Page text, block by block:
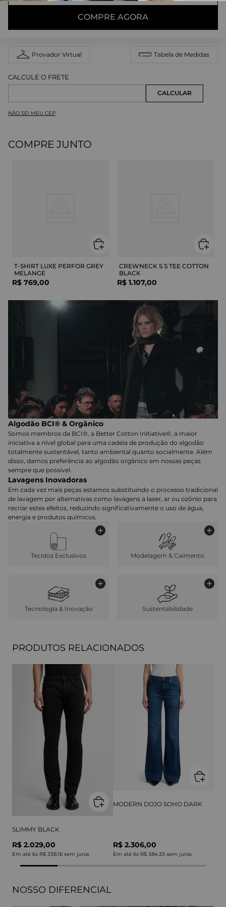
COMPRE AGORA
Provador Virtual Tabela de Medidas
NÃO SEI MEU CEP
COMPRE JUNTO
T-SHIRT LUXE PERFOR GREY
MELANGE
R$ 769,00
CREWNECK S S TEE COTTON
BLACK
R$ 1.107,00
Algodão BCI® & Orgânico
Somos membros da BCI®, a Better Cotton Initiative®, a maior
iniciativa a nível global para uma cadeia de produção do algodão
totalmente sustentável, tanto ambiental quanto socialmente. Além
disso, damos preferência ao algodão orgânico em nossas peças
sempre que possível.
Lavagens Inovadoras
Em cada vez mais peças estamos substituindo o processo tradicional
de lavagem por alternativas como lavagens a laser, ar ou ozônio para
recriar estes efeitos, reduzindo significativamente o uso de água,
energia e produtos químicos.
Tecidos Exclusivos Modelagem & Caimento
Tecnologia & Inovação Sustentabilidade
PRODUTOS RELACIONADOS
SLIMMY BLACK
R$ 2.029,00
Em até 6x R$ 338,16 sem juros
MODERN DOJO SOHO DARK
R$ 2.306,00
Em até 6x R$ 384,33 sem juros
NOSSO DIFERENCIAL